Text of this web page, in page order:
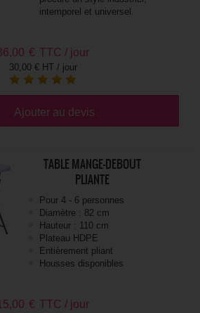
intemporel et universel.
€ TTC / jour
30,00 € HT / jour
Ajouter au devis
TABLE MANGE-DEBOUT
PLIANTE
Pour 4 - 6 personnes
Diamètre : 82 cm
Hauteur : 110 cm
Plateau HDPE
Entièrement pliant
Housses disponibles
€ TTC / jour